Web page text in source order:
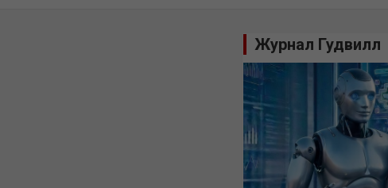
Журнал Гудвилл